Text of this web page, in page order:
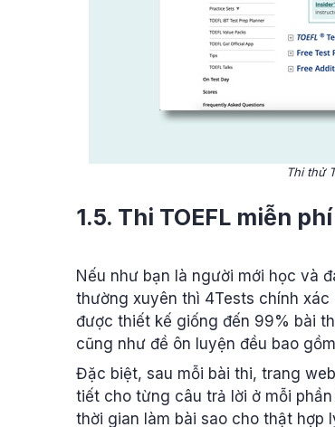
Thi thử
1.5. Thi TOEFL miễn
Nếu như bạn là người mới học và
thường xuyên thì 4Tests chính xác
được thiết kế giống đến 99% bài
cũng như đề ôn luyện đều bao
Đặc biệt, sau mỗi bài thi, trang
tiết cho từng câu trả lời ở mỗi
thời gian làm bài sao cho thật hợp